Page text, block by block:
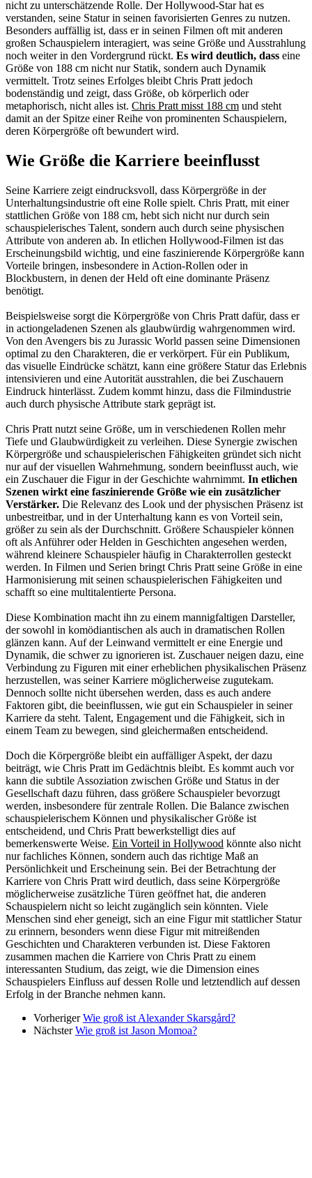
nicht zu unterschätzende Rolle. Der Hollywood-Star hat es
verstanden, seine Statur in seinen favorisierten Genres zu nutzen.
Besonders auffällig ist, dass er in seinen Filmen oft mit anderen
großen Schauspielern interagiert, was seine Größe und Ausstrahlung
noch weiter in den Vordergrund rückt. Es wird deutlich, dass eine
Größe von 188 cm nicht nur Statik, sondern auch Dynamik
vermittelt. Trotz seines Erfolges bleibt Chris Pratt jedoch
bodenständig und zeigt, dass Größe, ob körperlich oder
metaphorisch, nicht alles ist. Chris Pratt misst 188 cm und steht
damit an der Spitze einer Reihe von prominenten Schauspielern,
deren Körpergröße oft bewundert wird.
Wie Größe die Karriere beeinflusst
Seine Karriere zeigt eindrucksvoll, dass Körpergröße in der
Unterhaltungsindustrie oft eine Rolle spielt. Chris Pratt, mit einer
stattlichen Größe von 188 cm, hebt sich nicht nur durch sein
schauspielerisches Talent, sondern auch durch seine physischen
Attribute von anderen ab. In etlichen Hollywood-Filmen ist das
Erscheinungsbild wichtig, und eine faszinierende Körpergröße kann
Vorteile bringen, insbesondere in Action-Rollen oder in
Blockbustern, in denen der Held oft eine dominante Präsenz
benötigt.
Beispielsweise sorgt die Körpergröße von Chris Pratt dafür, dass er
in actiongeladenen Szenen als glaubwürdig wahrgenommen wird.
Von den Avengers bis zu Jurassic World passen seine Dimensionen
optimal zu den Charakteren, die er verkörpert. Für ein Publikum,
das visuelle Eindrücke schätzt, kann eine größere Statur das Erlebnis
intensivieren und eine Autorität ausstrahlen, die bei Zuschauern
Eindruck hinterlässt. Zudem kommt hinzu, dass die Filmindustrie
auch durch physische Attribute stark geprägt ist.
Chris Pratt nutzt seine Größe, um in verschiedenen Rollen mehr
Tiefe und Glaubwürdigkeit zu verleihen. Diese Synergie zwischen
Körpergröße und schauspielerischen Fähigkeiten gründet sich nicht
nur auf der visuellen Wahrnehmung, sondern beeinflusst auch, wie
ein Zuschauer die Figur in der Geschichte wahrnimmt. In etlichen
Szenen wirkt eine faszinierende Größe wie ein zusätzlicher
Verstärker. Die Relevanz des Look und der physischen Präsenz ist
unbestreitbar, und in der Unterhaltung kann es von Vorteil sein,
größer zu sein als der Durchschnitt. Größere Schauspieler können
oft als Anführer oder Helden in Geschichten angesehen werden,
während kleinere Schauspieler häufig in Charakterrollen gesteckt
werden. In Filmen und Serien bringt Chris Pratt seine Größe in eine
Harmonisierung mit seinen schauspielerischen Fähigkeiten und
schafft so eine multitalentierte Persona.
Diese Kombination macht ihn zu einem mannigfaltigen Darsteller,
der sowohl in komödiantischen als auch in dramatischen Rollen
glänzen kann. Auf der Leinwand vermittelt er eine Energie und
Dynamik, die schwer zu ignorieren ist. Zuschauer neigen dazu, eine
Verbindung zu Figuren mit einer erheblichen physikalischen Präsenz
herzustellen, was seiner Karriere möglicherweise zugutekam.
Dennoch sollte nicht übersehen werden, dass es auch andere
Faktoren gibt, die beeinflussen, wie gut ein Schauspieler in seiner
Karriere da steht. Talent, Engagement und die Fähigkeit, sich in
einem Team zu bewegen, sind gleichermaßen entscheidend.
Doch die Körpergröße bleibt ein auffälliger Aspekt, der dazu
beiträgt, wie Chris Pratt im Gedächtnis bleibt. Es kommt auch vor
kann die subtile Assoziation zwischen Größe und Status in der
Gesellschaft dazu führen, dass größere Schauspieler bevorzugt
werden, insbesondere für zentrale Rollen. Die Balance zwischen
schauspielerischem Können und physikalischer Größe ist
entscheidend, und Chris Pratt bewerkstelligt dies auf
bemerkenswerte Weise. Ein Vorteil in Hollywood könnte also nicht
nur fachliches Können, sondern auch das richtige Maß an
Persönlichkeit und Erscheinung sein. Bei der Betrachtung der
Karriere von Chris Pratt wird deutlich, dass seine Körpergröße
möglicherweise zusätzliche Türen geöffnet hat, die anderen
Schauspielern nicht so leicht zugänglich sein könnten. Viele
Menschen sind eher geneigt, sich an eine Figur mit stattlicher Statur
zu erinnern, besonders wenn diese Figur mit mitreißenden
Geschichten und Charakteren verbunden ist. Diese Faktoren
zusammen machen die Karriere von Chris Pratt zu einem
interessanten Studium, das zeigt, wie die Dimension eines
Schauspielers Einfluss auf dessen Rolle und letztendlich auf dessen
Erfolg in der Branche nehmen kann.
Vorheriger Wie groß ist Alexander Skarsgård?
Nächster Wie groß ist Jason Momoa?